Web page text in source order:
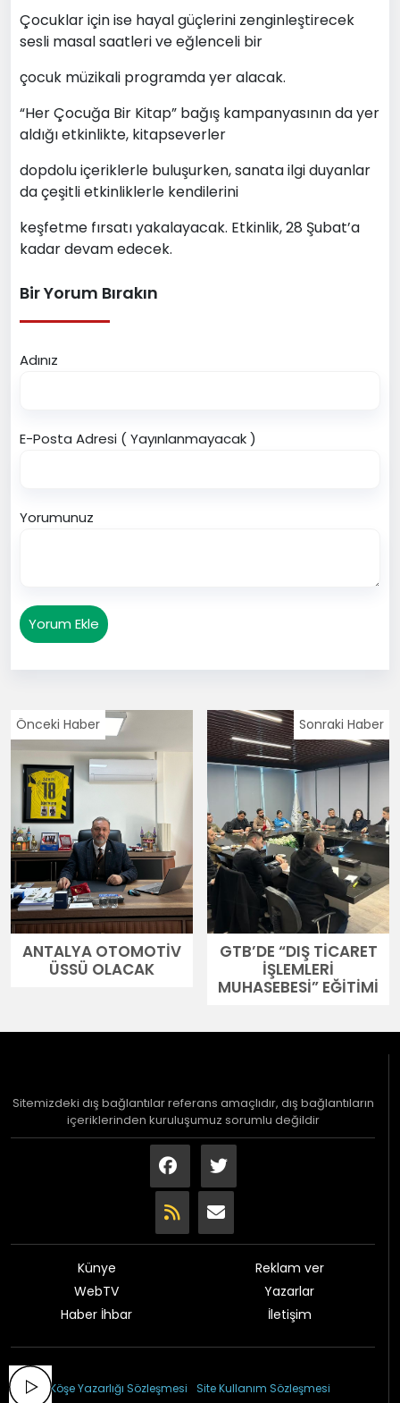
Çocuklar için ise hayal güçlerini zenginleştirecek
sesli masal saatleri ve eğlenceli bir
çocuk müzikali programda yer alacak.
“Her Çocuğa Bir Kitap” bağış kampanyasının da yer
aldığı etkinlikte, kitapseverler
dopdolu içeriklerle buluşurken, sanata ilgi duyanlar
da çeşitli etkinliklerle kendilerini
keşfetme fırsatı yakalayacak. Etkinlik, 28 Şubat’a
kadar devam edecek.
Bir Yorum Bırakın
Adınız
E-Posta Adresi ( Yayınlanmayacak )
Yorumunuz
Yorum Ekle
Önceki Haber
ANTALYA OTOMOTİV
ÜSSÜ OLACAK
Sonraki Haber
GTB’DE “DIŞ TİCARET
İŞLEMLERİ
MUHASEBESİ” EĞİTİMİ
Sitemizdeki dış bağlantılar referans amaçlıdır, dış bağlantıların
içeriklerinden kuruluşumuz sorumlu değildir
Künye
WebTV
Haber İhbar
Reklam ver
Yazarlar
İletişim
Köşe Yazarlığı Sözleşmesi
Site Kullanım Sözleşmesi